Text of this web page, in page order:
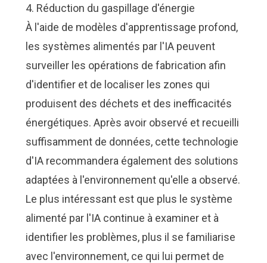
4. Réduction du gaspillage d'énergie
À l'aide de modèles d'apprentissage profond,
les systèmes alimentés par l'IA peuvent
surveiller les opérations de fabrication afin
d'identifier et de localiser les zones qui
produisent des déchets et des inefficacités
énergétiques. Après avoir observé et recueilli
suffisamment de données, cette technologie
d'IA recommandera également des solutions
adaptées à l'environnement qu'elle a observé.
Le plus intéressant est que plus le système
alimenté par l'IA continue à examiner et à
identifier les problèmes, plus il se familiarise
avec l'environnement, ce qui lui permet de